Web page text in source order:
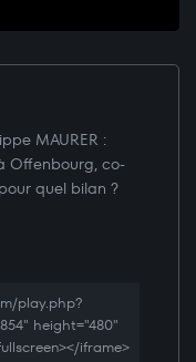
MAURER :
Offenbourg, co-
quel bilan ?
play.php?
height="480"
iframe>